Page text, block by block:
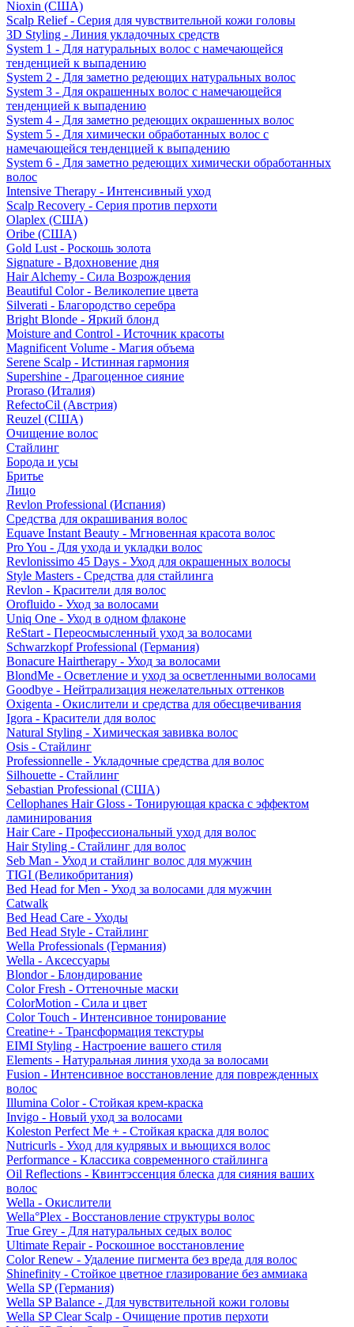
Nioxin (США)
Scalp Relief - Серия для чувствительной кожи головы
3D Styling - Линия укладочных средств
System 1 - Для натуральных волос с намечающейся
тенденцией к выпадению
System 2 - Для заметно редеющих натуральных волос
System 3 - Для окрашенных волос с намечающейся
тенденцией к выпадению
System 4 - Для заметно редеющих окрашенных волос
System 5 - Для химически обработанных волос с
намечающейся тенденцией к выпадению
System 6 - Для заметно редеющих химически обработанных
волос
Intensive Therapy - Интенсивный уход
Scalp Recovery - Серия против перхоти
Olaplex (США)
Oribe (США)
Gold Lust - Роскошь золота
Signature - Вдохновение дня
Hair Alchemy - Сила Возрождения
Beautiful Color - Великолепие цвета
Silverati - Благородство серебра
Bright Blonde - Яркий блонд
Moisture and Control - Источник красоты
Magnificent Volume - Магия объема
Serene Scalp - Истинная гармония
Supershine - Драгоценное сияние
Proraso (Италия)
RefectoCil (Австрия)
Reuzel (США)
Очищение волос
Стайлинг
Борода и усы
Бритье
Лицо
Revlon Professional (Испания)
Средства для окрашивания волос
Equave Instant Beauty - Мгновенная красота волос
Pro You - Для ухода и укладки волос
Revlonissimo 45 Days - Уход для окрашенных волосы
Style Masters - Средства для стайлинга
Revlon - Красители для волос
Orofluido - Уход за волосами
Uniq One - Уход в одном флаконе
ReStart - Переосмысленный уход за волосами
Schwarzkopf Professional (Германия)
Bonacure Hairtherapy - Уход за волосами
BlondMe - Осветление и уход за осветленными волосами
Goodbye - Нейтрализация нежелательных оттенков
Oxigenta - Окислители и средства для обесцвечивания
Igora - Красители для волос
Natural Styling - Химическая завивка волос
Osis - Стайлинг
Professionnelle - Укладочные средства для волос
Silhouette - Стайлинг
Sebastian Professional (США)
Cellophanes Hair Gloss - Тонирующая краска с эффектом
ламинирования
Hair Care - Профессиональный уход для волос
Hair Styling - Стайлинг для волос
Seb Man - Уход и стайлинг волос для мужчин
TIGI (Великобритания)
Bed Head for Men - Уход за волосами для мужчин
Catwalk
Bed Head Care - Уходы
Bed Head Style - Стайлинг
Wella Professionals (Германия)
Wella - Аксессуары
Blondor - Блондирование
Color Fresh - Оттеночные маски
ColorMotion - Сила и цвет
Color Touch - Интенсивное тонирование
Creatine+ - Трансформация текстуры
EIMI Styling - Настроение вашего стиля
Elements - Натуральная линия ухода за волосами
Fusion - Интенсивное восстановление для поврежденных
волос
Illumina Color - Стойкая крем-краска
Invigo - Новый уход за волосами
Koleston Perfect Me + - Стойкая краска для волос
Nutricurls - Уход для кудрявых и вьющихся волос
Performance - Классика современного стайлинга
Oil Reflections - Квинтэссенция блеска для сияния ваших
волос
Wella - Окислители
Wella°Plex - Восстановление структуры волос
True Grey - Для натуральных седых волос
Ultimate Repair - Роскошное восстановление
Color Renew - Удаление пигмента без вреда для волос
Shinefinity - Стойкое цветное глазирование без аммиака
Wella SP (Германия)
Wella SP Balance - Для чувствительной кожи головы
Wella SP Clear Scalp - Очищение против перхоти